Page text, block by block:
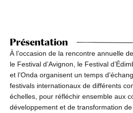
Présentation
À l’occasion de la rencontre annuelle
le Festival d’Avignon, le Festival
et l’Onda organisent un temps
festivals internationaux de différents
échelles, pour réfléchir ensemble aux
développement et de transformation